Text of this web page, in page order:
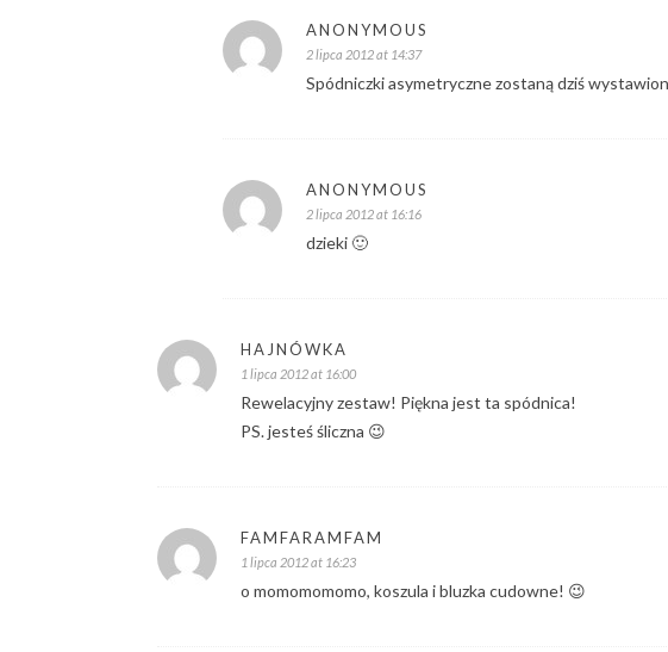
ANONYMOUS
2 lipca 2012 at 14:37
Spódniczki asymetryczne zostaną dziś
ANONYMOUS
2 lipca 2012 at 16:16
dzieki 🙂
HAJNÓWKA
1 lipca 2012 at 16:00
Rewelacyjny zestaw! Piękna jest ta spódnica!
PS. jesteś śliczna 😉
FAMFARAMFAM
1 lipca 2012 at 16:23
o momomomomo, koszula i bluzka cudowne! 😉